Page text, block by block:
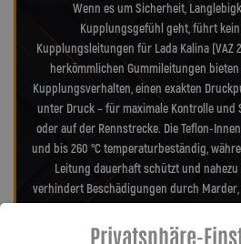
Wenn es um Sicherheit,
Kupplungsgefühl geht, führt
Kupplungsleitungen für Lada Kalina (VAZ
herkömmlichen Gummileitungen
Kupplungsverhalten, einen exakten
unter Druck – für maximale Kontrolle und
oder auf der Rennstrecke. Die Teflon-
und bis 260 °C temperaturbeständig,
Leitung dauerhaft schützt und
verhindert Beschädigungen durch
Kosten und sorgt langfristig für ein
Privatsphäre-